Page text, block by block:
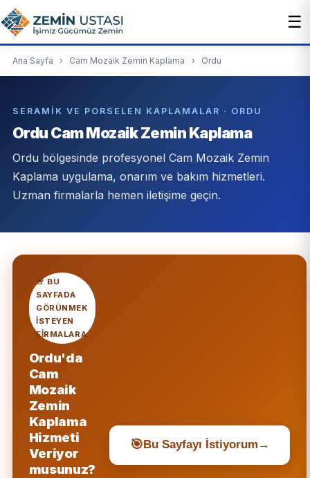
☰
Ana Sayfa › Cam Mozaik Zemin Kaplama › Ordu
SERAMIK VE PORSELEN KAPLAMALAR · ORDU
Ordu Cam Mozaik Zemin Kaplama
Ordu bölgesinde profesyonel Cam Mozaik Zemin
Kaplama uygulama, onarım ve bakım hizmetleri.
Uzman firmalarla hemen iletişime geçin.
🚨 BU
SAYFADA
GÖRÜNMEK
ISTEYEN
FIRMALARA
Ordu'da
Cam
Mozaik
Zemin
Kaplama
Hizmeti
Veriyor
musunuz?
🎯 Bu Sayfayı İstiyorum →